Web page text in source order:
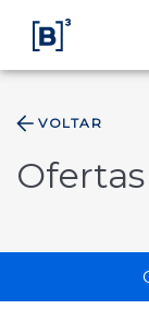
VOLTAR